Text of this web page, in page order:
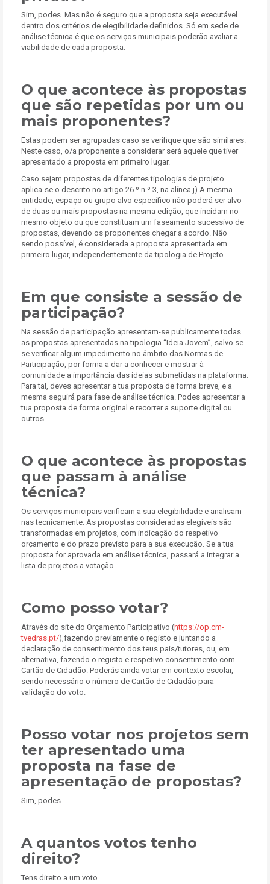
Sim, podes. Mas não é seguro que a proposta seja executável
dentro dos critérios de elegibilidade definidos. Só em sede de
análise técnica é que os serviços municipais poderão avaliar a
viabilidade de cada proposta.
O que acontece às propostas
que são repetidas por um ou
mais proponentes?
Estas podem ser agrupadas caso se verifique que são similares.
Neste caso, o/a proponente a considerar será aquele que tiver
apresentado a proposta em primeiro lugar.
Caso sejam propostas de diferentes tipologias de projeto
aplica-se o descrito no artigo 26.º n.º 3, na alínea j) A mesma
entidade, espaço ou grupo alvo específico não poderá ser alvo
de duas ou mais propostas na mesma edição, que incidam no
mesmo objeto ou que constituam um faseamento sucessivo de
propostas, devendo os proponentes chegar a acordo. Não
sendo possível, é considerada a proposta apresentada em
primeiro lugar, independentemente da tipologia de Projeto.
Em que consiste a sessão de
participação?
Na sessão de participação apresentam-se publicamente todas
as propostas apresentadas na tipologia “Ideia Jovem”, salvo se
se verificar algum impedimento no âmbito das Normas de
Participação, por forma a dar a conhecer e mostrar à
comunidade a importância das ideias submetidas na plataforma.
Para tal, deves apresentar a tua proposta de forma breve, e a
mesma seguirá para fase de análise técnica. Podes apresentar a
tua proposta de forma original e recorrer a suporte digital ou
outros.
O que acontece às propostas
que passam à análise
técnica?
Os serviços municipais verificam a sua elegibilidade e analisam-
nas tecnicamente. As propostas consideradas elegíveis são
transformadas em projetos, com indicação do respetivo
orçamento e do prazo previsto para a sua execução. Se a tua
proposta for aprovada em análise técnica, passará a integrar a
lista de projetos a votação.
Como posso votar?
Através do site do Orçamento Participativo (https://op.cm-
tvedras.pt/),fazendo previamente o registo e juntando a
declaração de consentimento dos teus pais/tutores, ou, em
alternativa, fazendo o registo e respetivo consentimento com
Cartão de Cidadão. Poderás ainda votar em contexto escolar,
sendo necessário o número de Cartão de Cidadão para
validação do voto.
Posso votar nos projetos sem
ter apresentado uma
proposta na fase de
apresentação de propostas?
Sim, podes.
A quantos votos tenho
direito?
Tens direito a um voto.